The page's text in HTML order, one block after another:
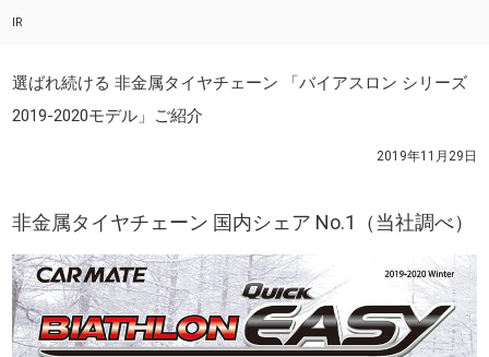
IR
選ばれ続ける 非金属タイヤチェーン 「バイアスロン シリーズ
2019-2020モデル」ご紹介
2019年11月29日
非金属タイヤチェーン 国内シェア No.1（当社調べ）